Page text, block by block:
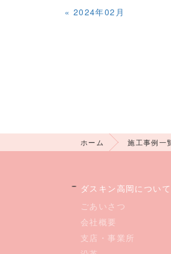
« 2024年02月
ホーム 施工事例一
ダスキン高岡について
ごあいさつ
会社概要
支店・事業所